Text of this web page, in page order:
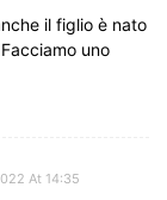
il figlio è nato
uno
At 14:35